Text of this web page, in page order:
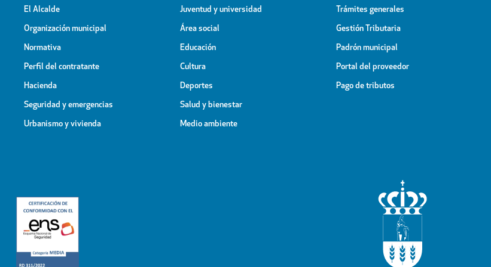
El Alcalde
Organización municipal
Normativa
Perfil del contratante
Hacienda
Seguridad y emergencias
Urbanismo y vivienda
Juventud y universidad
Área social
Educación
Cultura
Deportes
Salud y bienestar
Medio ambiente
Trámites generales
Gestión Tributaria
Padrón municipal
Portal del proveedor
Pago de tributos